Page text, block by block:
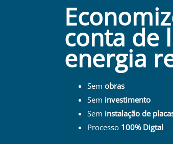
conta de
energia
Sem obras
Sem investimento
Sem instalação de
Processo 100% Digtal